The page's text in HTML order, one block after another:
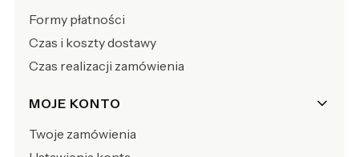
Formy płatności
Czas i koszty dostawy
Czas realizacji zamówienia
MOJE KONTO
Twoje zamówienia